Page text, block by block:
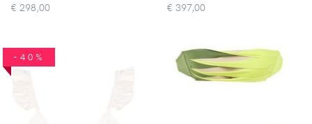
€ 298,00 € 397,00
-40%